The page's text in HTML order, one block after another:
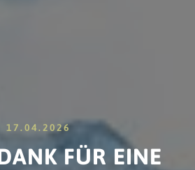
17.04.2026
FÜR EINE